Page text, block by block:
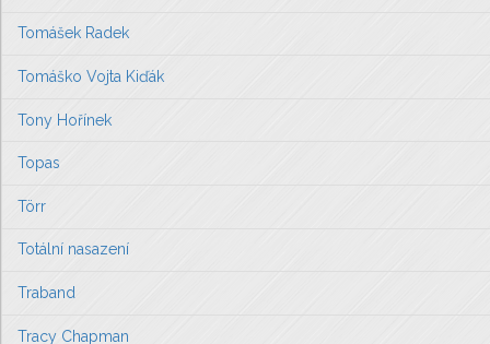
Tomášek Radek
Tomáško Vojta Kiďák
Tony Hořínek
Topas
Törr
Totální nasazení
Traband
Tracy Chapman